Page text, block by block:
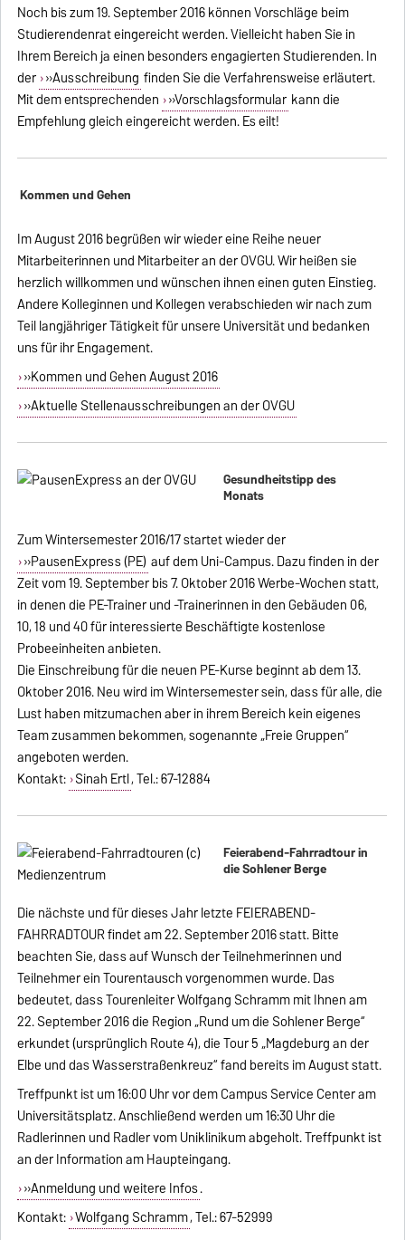
Noch bis zum 19. September 2016 können Vorschläge beim
Studierendenrat eingereicht werden. Vielleicht haben Sie in
Ihrem Bereich ja einen besonders engagierten Studierenden. In
der »Ausschreibung finden Sie die Verfahrensweise erläutert.
Mit dem entsprechenden »Vorschlagsformular kann die
Empfehlung gleich eingereicht werden.Es eilt!
Kommen und Gehen
Im August 2016 begrüßen wir wieder eine Reihe neuer
Mitarbeiterinnen und Mitarbeiter an der OVGU. Wir heißen sie
herzlich willkommen und wünschen ihnen einen guten Einstieg.
Andere Kolleginnen und Kollegen verabschieden wir nach zum
Teil langjähriger Tätigkeit für unsere Universität und bedanken
uns für ihr Engagement.
»Kommen und Gehen August 2016
»Aktuelle Stellenausschreibungen an der OVGU
Gesundheitstipp des
Monats
Zum Wintersemester 2016/17 startet wieder der
»PausenExpress (PE) auf dem Uni-Campus. Dazu finden in der
Zeit vom 19. September bis 7. Oktober 2016 Werbe-Wochen statt,
in denen die PE-Trainer und -Trainerinnen in den Gebäuden 06,
10, 18 und 40 für interessierte Beschäftigte kostenlose
Probeeinheiten anbieten.
Die Einschreibung für die neuen PE-Kurse beginnt ab dem 13.
Oktober 2016. Neu wird im Wintersemester sein, dass für alle, die
Lust haben mitzumachen aber in ihrem Bereich kein eigenes
Team zusammen bekommen, sogenannte „Freie Gruppen“
angeboten werden.
Kontakt: Sinah Ertl, Tel.: 67-12884
Feierabend-Fahrradtour in
die Sohlener Berge
Die nächste und für dieses Jahr letzte FEIERABEND-
FAHRRADTOUR findet am 22. September 2016 statt. Bitte
beachten Sie, dass auf Wunsch der Teilnehmerinnen und
Teilnehmer ein Tourentausch vorgenommen wurde. Das
bedeutet, dass Tourenleiter Wolfgang Schramm mit Ihnen am
22. September 2016 die Region „Rund um die Sohlener Berge“
erkundet (ursprünglich Route 4), die Tour 5 „Magdeburg an der
Elbe und das Wasserstraßenkreuz“ fand bereits im August statt.
Treffpunkt ist um 16:00 Uhr vor dem Campus Service Center am
Universitätsplatz. Anschließend werden um 16:30 Uhr die
Radlerinnen und Radler vom Uniklinikum abgeholt. Treffpunkt ist
an der Information am Haupteingang.
»Anmeldung und weitere Infos.
Kontakt: Wolfgang Schramm, Tel.: 67-52999